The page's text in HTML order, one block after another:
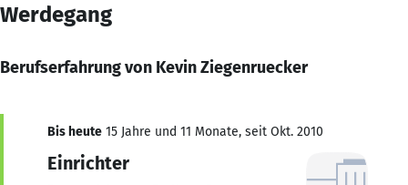
Werdegang
Berufserfahrung von Kevin Ziegenruecker
Bis heute 15 Jahre und 11 Monate, seit Okt. 2010
Einrichter